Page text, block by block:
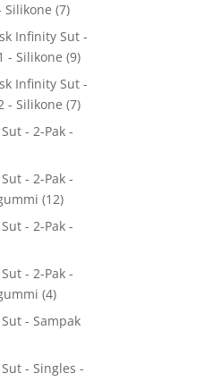
Silikone (7)
Infinity Sut -
- Silikone (9)
Infinity Sut -
- Silikone (7)
- 2-Pak -
- 2-Pak -
(12)
- 2-Pak -
- 2-Pak -
(4)
- Sampak
- Singles -